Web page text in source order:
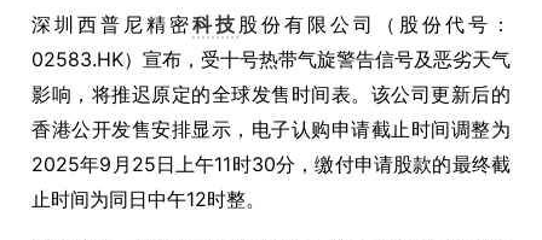
深圳西普尼精密科技 股份有限公司（股份代号：
02583.HK）宣布，受十号热带气旋警告信号及恶劣天气
影响，将推迟原定的全球发售时间表。该公司更新后的
香港公开发售安排显示，电子认购申请截止时间调整为
2025年9月25日上午11时30分，缴付申请股款的最终截
止时间为同日中午12时整。